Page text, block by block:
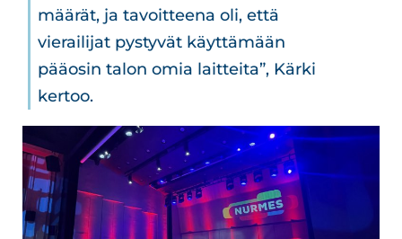
määrät, ja tavoitteena oli, että
vierailijat pystyvät käyttämään
pääosin talon omia laitteita”, Kärki
kertoo.